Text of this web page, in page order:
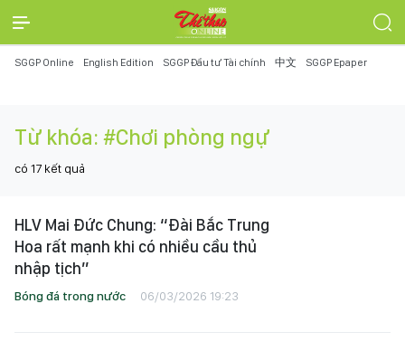
SGGP Online English Edition SGGP Đầu tư Tài chính 中文 SGGP Epaper
Từ khóa: #Chơi phòng ngự
có 17 kết quả
HLV Mai Đức Chung: “Đài Bắc Trung
Hoa rất mạnh khi có nhiều cầu thủ
nhập tịch”
Bóng đá trong nước 06/03/2026 19:23